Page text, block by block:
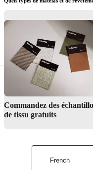
Trouver un magasin
Le Service de design d’intérieur
harmonisé ?
Commandez des
de tissu gratuits
French